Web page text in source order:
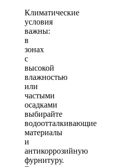
Климатические
условия
важны:
в
зонах
с
высокой
влажностью
или
частыми
осадками
выбирайте
водоотталкивающие
материалы
и
антикоррозийную
фурнитуру.